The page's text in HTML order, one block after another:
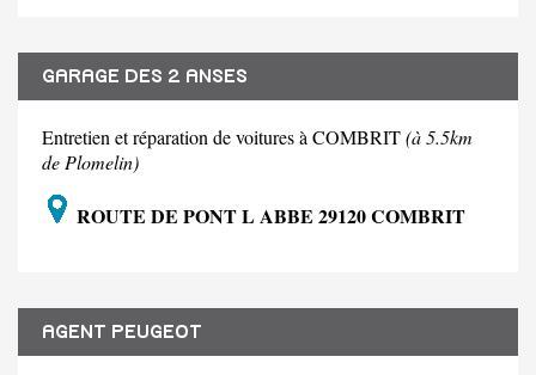
GARAGE DES 2 ANSES
Entretien et réparation de voitures à COMBRIT(à 5.5km
de Plomelin)
ROUTE DE PONT L ABBE 29120 COMBRIT
AGENT PEUGEOT